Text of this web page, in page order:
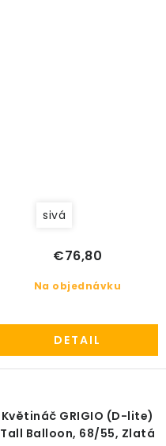
sivá
Na objednávku
€76,80
DETAIL
Květináč GRIGIO (D-lite)
Tall Balloon, 68/55, Zlatá